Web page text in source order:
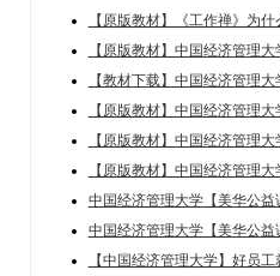
【原版教材】《工作禅》为
【原版教材】中国经济管理
【教材下载】中国经济管理
【原版教材】中国经济管理
【原版教材】中国经济管理
【原版教材】中国经济管理
中国经济管理大学【美华公益
中国经济管理大学【美华公益
【中国经济管理大学】好员